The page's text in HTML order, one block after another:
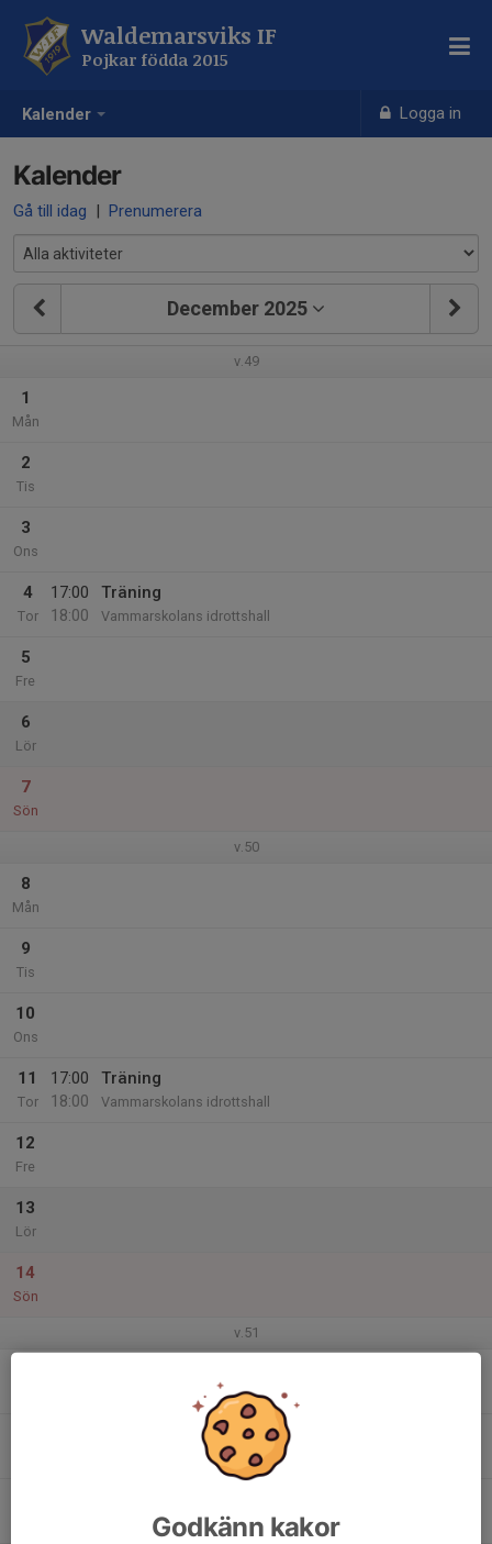
Kalender Logga in
Waldemarsviks IF
Pojkar födda 2015
Kalender
Gå till idag | Prenumerera
December 2025
v.49
1
Mån
2
Tis
3
Ons
4
Tor
17:00
18:00
Träning
Vammarskolans idrottshall
5
Fre
6
Lör
7
Sön
v.50
8
Mån
9
Tis
10
Ons
11
Tor
17:00
18:00
Träning
Vammarskolans idrottshall
12
Fre
13
Lör
14
Sön
v.51
Godkänn kakor